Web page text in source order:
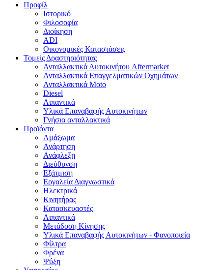
Προφίλ
Ιστορικό
Φιλοσοφία
Διοίκηση
ADI
Οικονομικές Καταστάσεις
Τομείς Δραστηριότητας
Ανταλλακτικά Αυτοκινήτου Aftermarket
Ανταλλακτικά Επαγγελματικών Οχημάτων
Ανταλλακτικά Moto
Diesel
Λιπαντικά
Υλικά Επαναβαφής Αυτοκινήτων
Γνήσια ανταλλακτικά
Προϊόντα
Αμάξωμα
Ανάρτηση
Ανάφλεξη
Διεύθυνση
Εξάτμιση
Εργαλεία Διαγνωστικά
Ηλεκτρικά
Κινητήρας
Κατασκευαστές
Λιπαντικά
Μετάδοση Κίνησης
Υλικά Επαναβαφής Αυτοκινήτων - Φανοποιεία
Φίλτρα
Φρένα
Ψύξη